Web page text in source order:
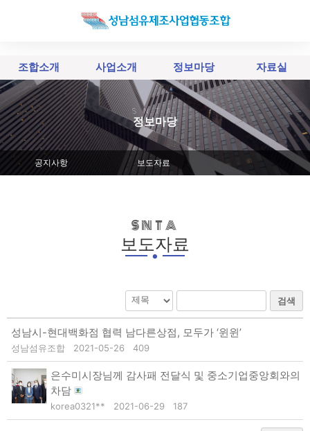
조합소개 사업소개 정보마당 자료실
SNTA
정보마당
공지사항 보도자료
SNTA
보도자료
.
검색
성남시-현대백화점 협력 남다른상점, 모두가 ‘윈윈’
성남섬유조합 2021-05-26 409
은수미시장님께 감사패 전달식 및 중소기업중앙회와의
차담
korea0321** 2021-06-29 187